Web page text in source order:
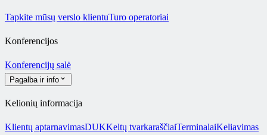
Tapkite mūsų verslo klientuTuro operatoriai
Konferencijos
Konferencijų salė
Pagalba ir info
Kelionių informacija
Klientų aptarnavimasDUKKeltų tvarkaraščiaiTerminalaiKeliavimas